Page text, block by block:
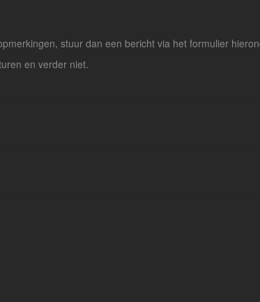
stuur dan een bericht via het formulier
en verder niet.